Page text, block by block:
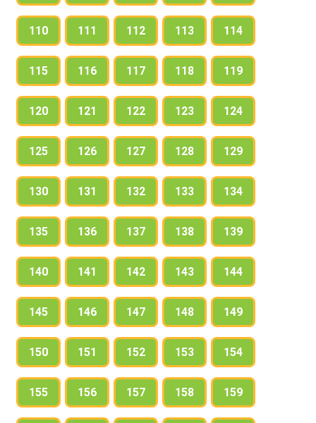
110 111 112 113 114
115 116 117 118 119
120 121 122 123 124
125 126 127 128 129
130 131 132 133 134
135 136 137 138 139
140 141 142 143 144
145 146 147 148 149
150 151 152 153 154
155 156 157 158 159